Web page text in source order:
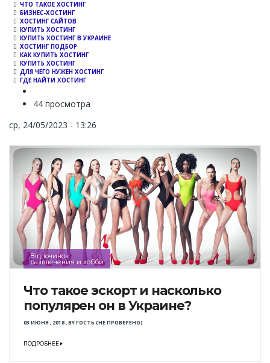
ЧТО ТАКОЕ ХОСТИНГ
БИЗНЕС-ХОСТИНГ
ХОСТИНГ САЙТОВ
КУПИТЬ ХОСТИНГ
КУПИТЬ ХОСТИНГ В УКРАИНЕ
ХОСТИНГ ПОДБОР
КАК КУПИТЬ ХОСТИНГ
КУПИТЬ ХОСТИНГ
ДЛЯ ЧЕГО НУЖЕН ХОСТИНГ
ГДЕ НАЙТИ ХОСТИНГ
44 просмотра
ср, 24/05/2023 - 13:26
Відпочинок
развлечения и хобби
Что такое эскорт и насколько
популярен он в Украине?
03 ИЮНЯ , 2018,BYГОСТЬ (НЕ ПРОВЕРЕНО)
ПОДРОБНЕЕ